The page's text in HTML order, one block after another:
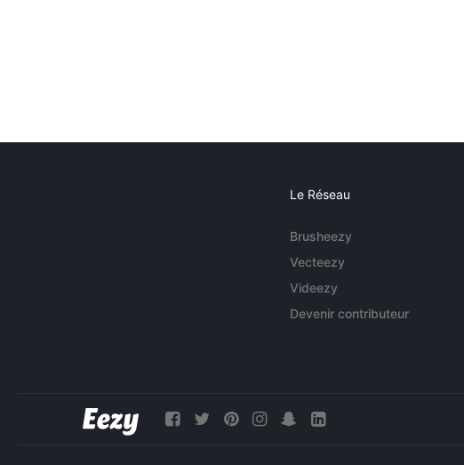
Le Réseau
Brusheezy
Vecteezy
Videezy
Devenir contributeur